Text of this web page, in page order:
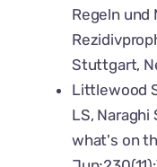
Regeln und
Stuttgart,
Littlewood
LS,
what's on